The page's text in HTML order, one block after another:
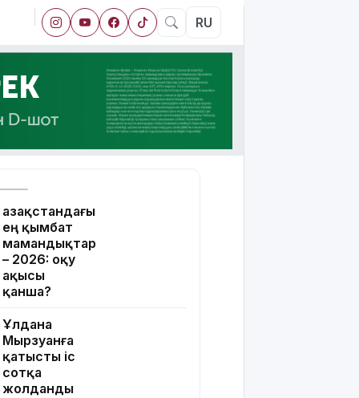
RU
Қазақстандағы
ең қымбат
мамандықтар
– 2026: оқу
ақысы
қанша?
Ұлдана
Мырзуанға
қатысты іс
сотқа
жолданды